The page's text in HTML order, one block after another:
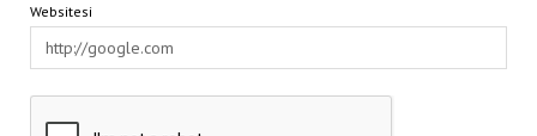
Websitesi